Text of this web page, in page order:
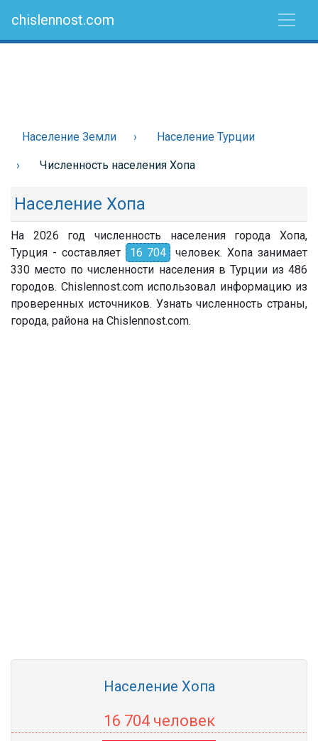
chislennost.com
Население Земли Население Турции
Численность населения Хопа
Население Хопа
На 2026 год численность населения города Хопа,
Турция - составляет
16 704
человек. Хопа занимает
330 место по численности населения в Турции из 486
городов. Chislennost.com использовал информацию из
проверенных источников. Узнать численность страны,
города, района на Chislennost.com.
Население Хопа
16 704 человек